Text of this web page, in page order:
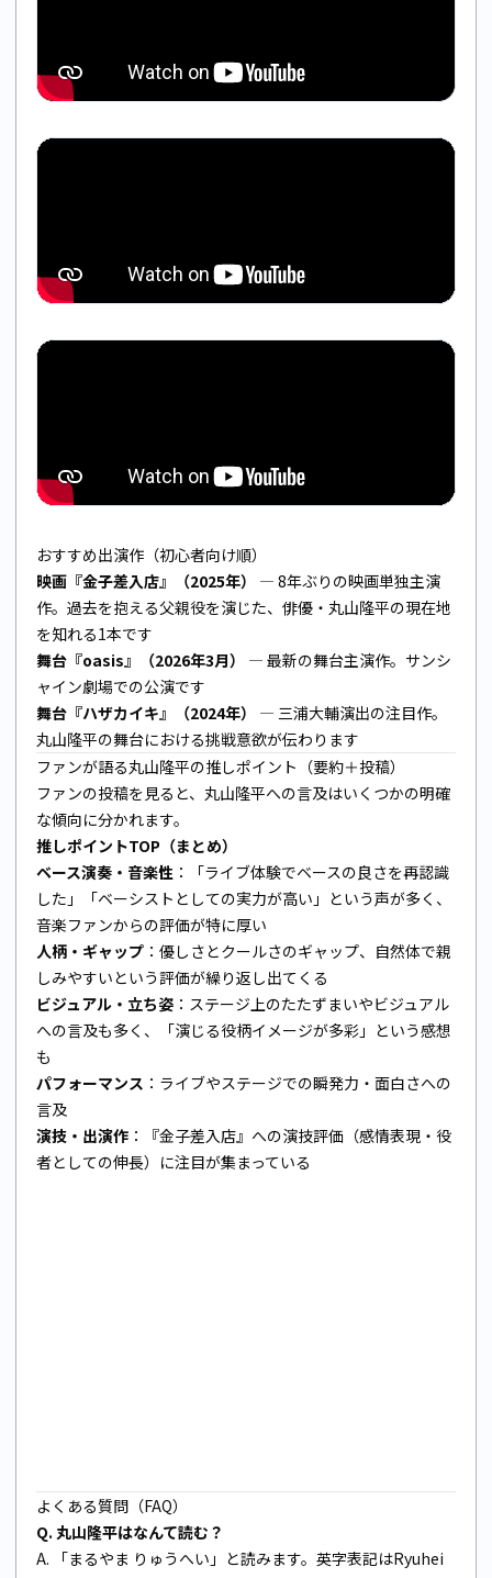
おすすめ出演作（初心者向け順）
映画『金子差入店』（2025年）
— 8年ぶりの映画単独主演
作。過去を抱える父親役を演じた、俳優・丸山隆平の現在地
を知れる1本です
舞台『oasis』（2026年3月）
— 最新の舞台主演作。サンシ
ャイン劇場での公演です
舞台『ハザカイキ』（2024年）
— 三浦大輔演出の注目作。
丸山隆平の舞台における挑戦意欲が伝わります
ファンが語る丸山隆平の推しポイント（要約＋投稿）
ファンの投稿を見ると、丸山隆平への言及はいくつかの明確
な傾向に分かれます。
推しポイントTOP（まとめ）
ベース演奏・音楽性 ：「ライブ体験でベースの良さを再認識
した」「ベーシストとしての実力が高い」という声が多く、
音楽ファンからの評価が特に厚い
人柄・ギャップ ：優しさとクールさのギャップ、自然体で親
しみやすいという評価が繰り返し出てくる
ビジュアル・立ち姿 ：ステージ上のたたずまいやビジュアル
への言及も多く、「演じる役柄イメージが多彩」という感想
も
パフォーマンス ：ライブやステージでの瞬発力・面白さへの
言及
演技・出演作 ：『金子差入店』への演技評価（感情表現・役
者としての伸長）に注目が集まっている
よくある質問（FAQ）
Q. 丸山隆平はなんて読む？
A. 「まるやま りゅうへい」と読みます。英字表記はRyuhei